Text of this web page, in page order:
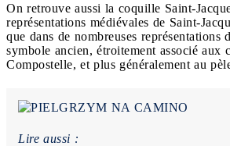
On retrouve aussi la coquille Saint-
représentations médiévales de Saint-
que dans de nombreuses représentations
symbole ancien, étroitement associé aux
Compostelle, et plus généralement au
Lire aussi :